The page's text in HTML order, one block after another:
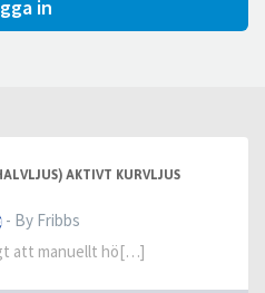
in
AKTIVT KURVLJUS
- By Fribbs
att manuellt hö[…]